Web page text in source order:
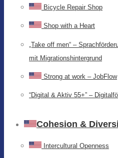
Bicycle Repair Shop
Shop with a Heart
„Take off men“ –
mit Migrationshintergrund
Strong at work – JobFlow
“Digital & Aktiv 55+” –
Cohesion &
Intercultural Openness